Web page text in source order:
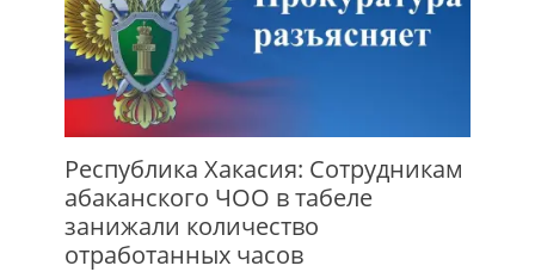
Республика Хакасия: Сотрудникам
абаканского ЧОО в табеле
занижали количество
отработанных часов